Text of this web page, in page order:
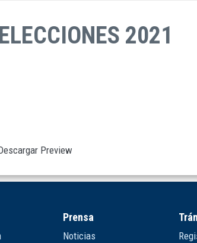
2021
Preview
Prensa
Noticias